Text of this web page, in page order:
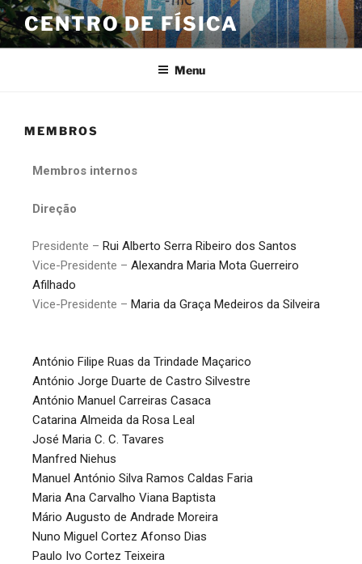
CENTRO DE FÍSICA
Menu
MEMBROS
Membros internos
Direção
Presidente – Rui Alberto Serra Ribeiro dos Santos
Vice-Presidente – Alexandra Maria Mota Guerreiro
Afilhado
Vice-Presidente – Maria da Graça Medeiros da Silveira
António Filipe Ruas da Trindade Maçarico
António Jorge Duarte de Castro Silvestre
António Manuel Carreiras Casaca
Catarina Almeida da Rosa Leal
José Maria C. C. Tavares
Manfred Niehus
Manuel António Silva Ramos Caldas Faria
Maria Ana Carvalho Viana Baptista
Mário Augusto de Andrade Moreira
Nuno Miguel Cortez Afonso Dias
Paulo Ivo Cortez Teixeira